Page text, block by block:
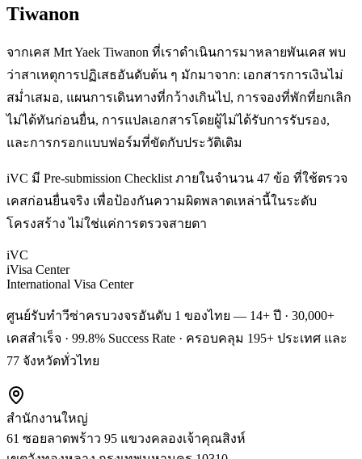
Tiwanon
จากเคส Mrt Yaek Tiwanon ที่เราดำเนินการมาหลายพันเคส พบ
ว่าสาเหตุการปฏิเสธอันดับต้น ๆ มักมาจาก: เอกสารการเงินไม่
สม่ำเสมอ, แผนการเดินทางที่กว้างเกินไป, การจองที่พักที่ยกเลิก
ไม่ได้ทันก่อนยื่น, การแปลเอกสารโดยผู้ไม่ได้รับการรับรอง,
และการกรอกแบบฟอร์มที่ขัดกับประวัติเดิม
iVC มี Pre-submission Checklist ภายในจำนวน 47 ข้อ ที่ใช้ตรวจ
เคสก่อนยื่นจริง เพื่อป้องกันความผิดพลาดเหล่านี้ในระดับ
โครงสร้าง ไม่ใช่แค่การตรวจสายตา
iVC
iVisa Center
International Visa Center
ศูนย์รับทำวีซ่าครบวงจรอันดับ 1 ของไทย — 14+ ปี · 30,000+
เคสสำเร็จ · 99.8% Success Rate · ครอบคลุม 195+ ประเทศ และ
77 จังหวัดทั่วไทย
สำนักงานใหญ่
61 ซอยลาดพร้าว 95 แขวงคลองเจ้าคุณสิงห์